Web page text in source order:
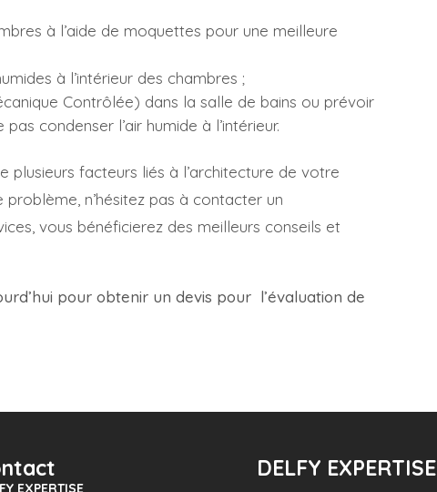
à l’aide de moquettes pour une meilleure
à l’intérieur des chambres ;
Contrôlée) dans la salle de bains ou prévoir
condenser l’air humide à l’intérieur.
plusieurs facteurs liés à l’architecture de votre
n’hésitez pas à contacter un
vous bénéficierez des meilleurs conseils et
pour obtenir un devis pour l’évaluation de
EXPERTISE
DELFY EXPERTISE